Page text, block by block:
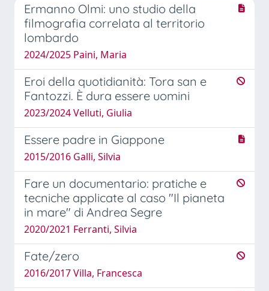
Ermanno Olmi: uno studio della
filmografia correlata al territorio
lombardo
2024/2025 Paini, Maria
Eroi della quotidianità: Tora san e
Fantozzi. È dura essere uomini
2023/2024 Velluti, Giulia
Essere padre in Giappone
2015/2016 Galli, Silvia
Fare un documentario: pratiche e
tecniche applicate al caso "Il pianeta
in mare" di Andrea Segre
2020/2021 Ferranti, Silvia
Fate/zero
2016/2017 Villa, Francesca